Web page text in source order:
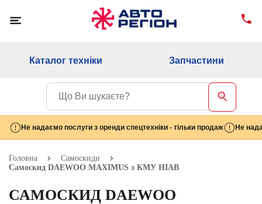
Каталог техніки Запчастини
Не надаємо послуги з оренди спецтехніки - тільки продаж Не
Головна
Самоскиди
Самоскид DAEWOO MAXIMUS з КМУ HIAB
САМОСКИД DAEWOO